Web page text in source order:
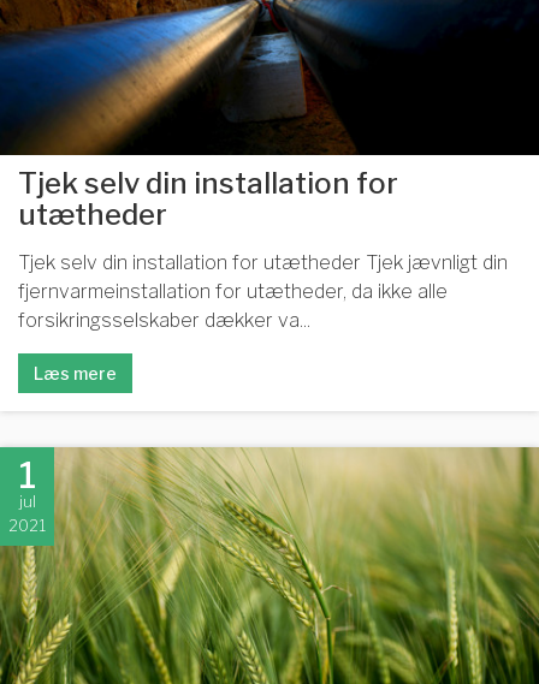
Tjek selv din installation for
utætheder
Tjek selv din installation for utætheder Tjek jævnligt din
fjernvarmeinstallation for utætheder, da ikke alle
forsikringsselskaber dækker va...
Læs mere
1
jul
2021